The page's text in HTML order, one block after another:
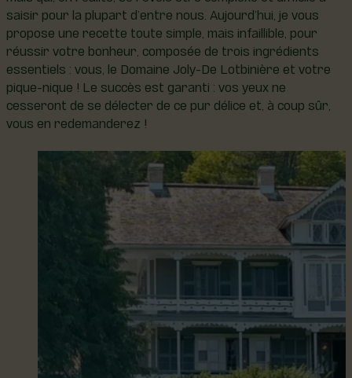
saisir pour la plupart d’entre nous. Aujourd’hui, je vous
propose une recette toute simple, mais infaillible, pour
réussir votre bonheur, composée de trois ingrédients
essentiels : vous, le Domaine Joly-De Lotbinière et votre
pique-nique ! Le succès est garanti : vos yeux ne
cesseront de se délecter de ce pur délice et, à coup sûr,
vous en redemanderez !